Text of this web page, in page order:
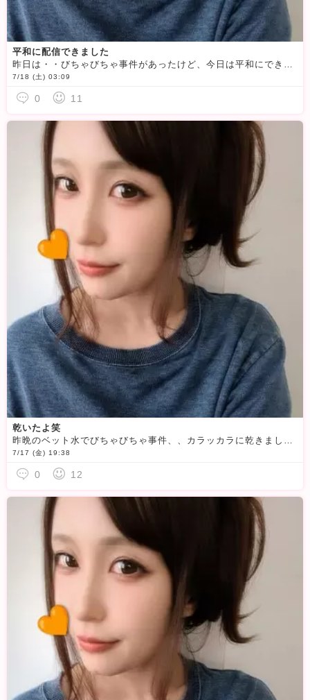
平和に配信できました
昨日は・・びちゃびちゃ事件があったけど、今日は平和にできました
7/18 (土) 03:09
0 11
乾いたよ笑
昨晩のベット水でびちゃびちゃ事件、、カラッカラに乾きました
7/17 (金) 19:38
0 12